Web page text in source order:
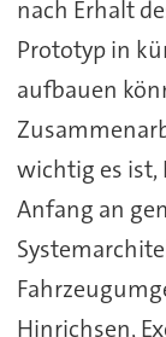
nach Erhalt
Prototyp in
aufbauen
wichtig es ist,
Anfang an
Hinrichsen,